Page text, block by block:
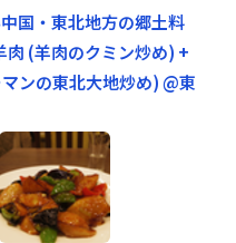
国・東北地方の郷土料
肉 (羊肉のクミン炒め) +
ンの東北大地炒め) @東